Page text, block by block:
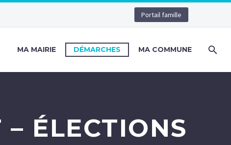
Portail famille
MA MAIRIE DÉMARCHES MA COMMUNE
ÉLECTIONS